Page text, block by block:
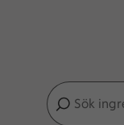
Sök
Inga förslag